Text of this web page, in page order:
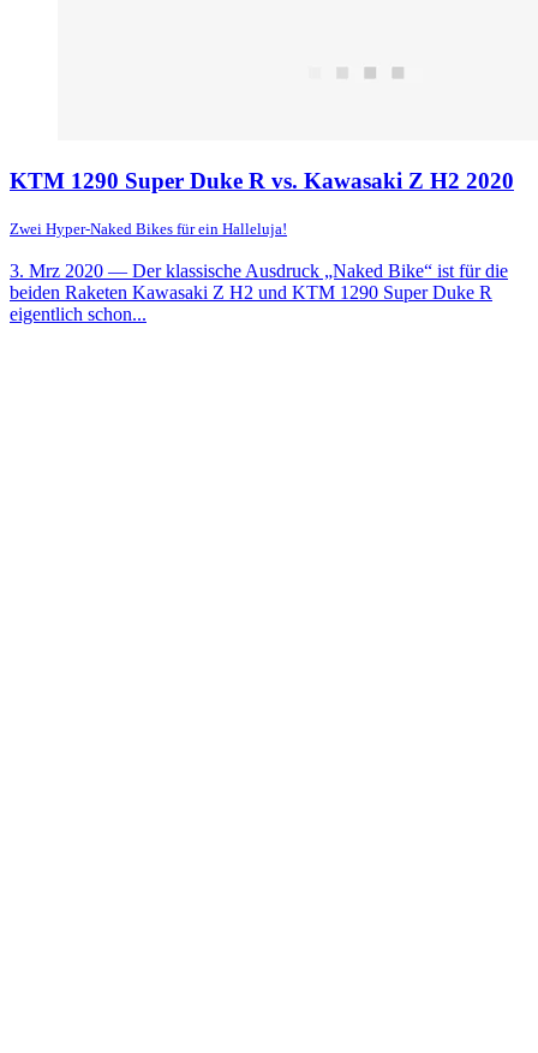
KTM 1290 Super Duke R vs. Kawasaki Z H2 2020
Zwei Hyper-Naked Bikes für ein Halleluja!
3. Mrz 2020 — Der klassische Ausdruck „Naked Bike“ ist für die
beiden Raketen Kawasaki Z H2 und KTM 1290 Super Duke R
eigentlich schon...